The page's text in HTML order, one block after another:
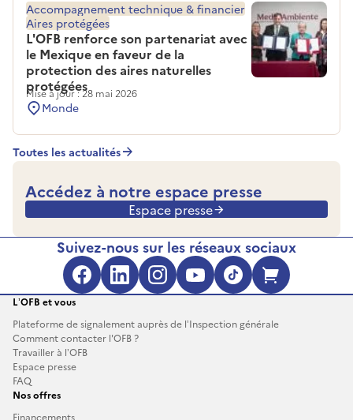
L'OFB renforce son partenariat avec
le Mexique en faveur de la
protection des aires naturelles
protégées
Accompagnement technique & financier
Aires protégées
Mise à jour : 28 mai 2026
Monde
Toutes les actualités
Accédez à notre espace presse
Espace presse
Suivez-nous sur les réseaux sociaux
Facebook (s'ouvre dans une
LinkedIn (s'ouvre dans
Instagram (s'ouvre
YouTube
TikTok
L’OFB et vous
Plateforme de signalement auprès de l’Inspection générale
Comment contacter l'OFB ?
Travailler à l’OFB
Espace presse
FAQ
Nos offres
Financements